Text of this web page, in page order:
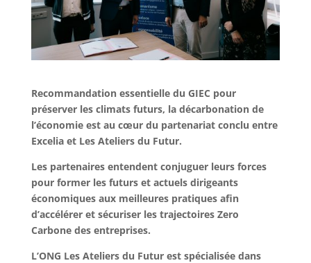
Recommandation essentielle du GIEC pour
préserver les climats futurs, la décarbonation de
l’économie est au cœur du partenariat conclu entre
Excelia et Les Ateliers du Futur.
Les partenaires entendent conjuguer leurs forces
pour former les futurs et actuels dirigeants
économiques aux meilleures pratiques afin
d’accélérer et sécuriser les trajectoires Zero
Carbone des entreprises.
L’ONG Les Ateliers du Futur est spécialisée dans